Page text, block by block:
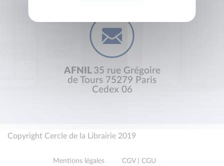
AFNIL 35 rue Grégoire
de Tours 75279 Paris
Cedex 06
Copyright Cercle de la Librairie 2019
Mentions légales
CGV | CGU